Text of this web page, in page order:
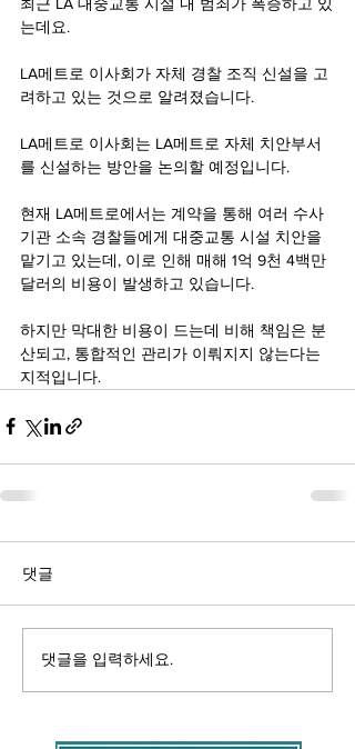
는데요.
LA메트로 이사회가 자체 경찰 조직 신설을 고
려하고 있는 것으로 알려졌습니다.
LA메트로 이사회는 LA메트로 자체 치안부서
를 신설하는 방안을 논의할 예정입니다.
현재 LA메트로에서는 계약을 통해 여러 수사
기관 소속 경찰들에게 대중교통 시설 치안을
맡기고 있는데, 이로 인해 매해 1억 9천 4백만
달러의 비용이 발생하고 있습니다.
하지만 막대한 비용이 드는데 비해 책임은 분
산되고, 통합적인 관리가 이뤄지지 않는다는
지적입니다.
댓글
댓글을 입력하세요.